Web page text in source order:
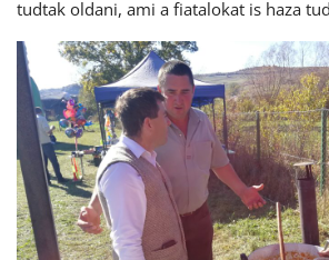
tudtak oldani, ami a fiatalokat is haza